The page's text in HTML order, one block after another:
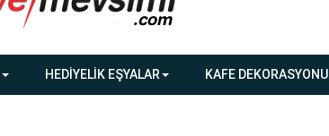
HEDİYELİK EŞYALAR KAFE DEKORASYONU